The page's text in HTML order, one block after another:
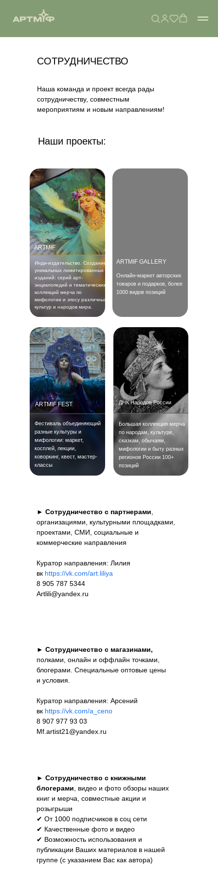
СОТРУДНИЧЕСТВО
Наша команда и проект всегда рады
сотрудничеству, совместным
мероприятиям и новым направлениям!
Наши проекты:
ARTMIF
Инди-издательство. Создание
уникальных лимитированных
изданий: серий арт-
энциклопедий и тематических
коллекций мерча по
мифологии и эпосу различных
культур и народов мира.
ARTMIF GALLERY
Онлайн-маркет авторских
товаров и подарков, более
1000 видов позиций
ARTMIF FEST
Фестиваль объединяющий
разные культуры и
мифологии: маркет,
косплей, лекции,
коворкинг, квест, мастер-
классы
ДНК Народов России
Большая коллекция мерча
по народам, культуре,
сказкам, обычаям,
мифологии и быту разных
регионов России 100+
позиций
► Сотрудничество с партнерами
организациями, культурными площадками,
проектами, СМИ, социальные и
коммерческие направления
Куратор направления: Лилия
вк https://vk.com/art.liliya
8 905 787 5344
Artlili@yandex.ru
► Сотрудничество с книжными
блогерами , видео и фото обзоры наших
книг и мерча, совместные акции и
розыгрыши
✔ От 1000 подписчиков в соц сети
✔ Качественные фото и видео
✔ Возможность использования и
публикации Ваших материалов в нашей
группе (с указанием Вас как автора)
► Сотрудничество с магазинами,
полками, онлайн и оффлайн точками,
блогерами. Специальные оптовые цены
и условия.
Куратор направления: Арсений
вк https://vk.com/a_ceno
8 907 977 93 03
Mf.artist21@yandex.ru